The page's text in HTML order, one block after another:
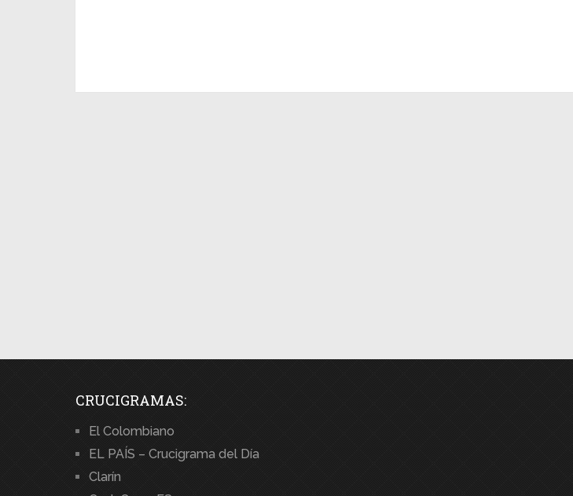
CRUCIGRAMAS:
El Colombiano
EL PAÍS – Crucigrama del Día
Clarín